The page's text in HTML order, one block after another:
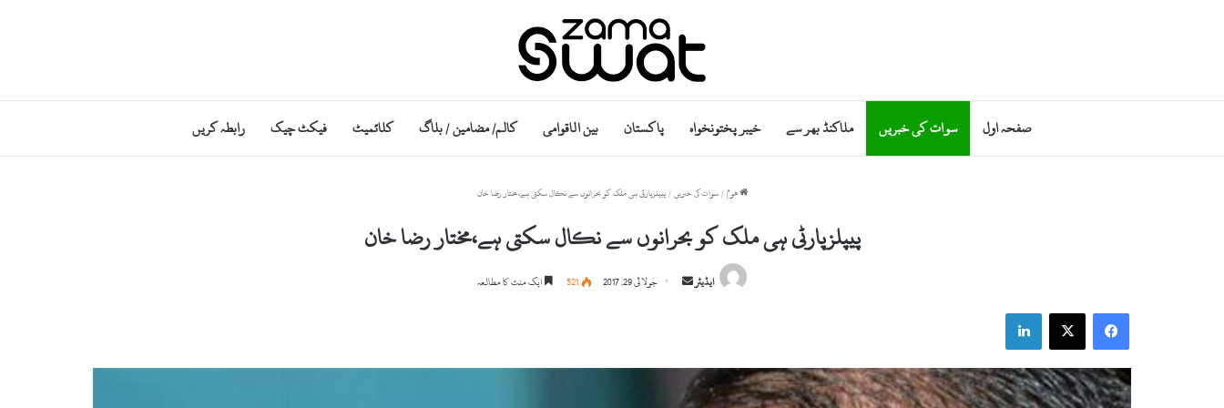
صفحہ اول سوات کی خبریں ملاکنڈ بھر سے خیبر پختونخواہ پاکستان بین الاقوامی کالم/ مضامین / بلاگ کلائمیٹ فیکٹ چیک رابطہ کریں
ھوم / سوات کی خبریں / پیپلزپارٹی ہی ملک کو بحرانوں سے نکال سکتی ہے،مختار رضا خان
پیپلزپارٹی ہی ملک کو بحرانوں سے نکال سکتی ہے،مختار رضا خان
ایڈیٹر
a
جولائی 29, 2017 521 ایک منٹ کا مطالعہ
Facebook
X